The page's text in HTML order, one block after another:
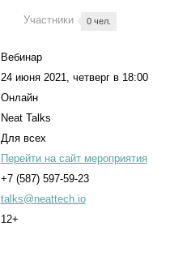
Участники 0 чел.
Вебинар
24 июня 2021, четверг в 18:00
Онлайн
Neat Talks
Для всех
Перейти на сайт мероприятия
+7 (587) 597-59-23
talks@neattech.io
12+